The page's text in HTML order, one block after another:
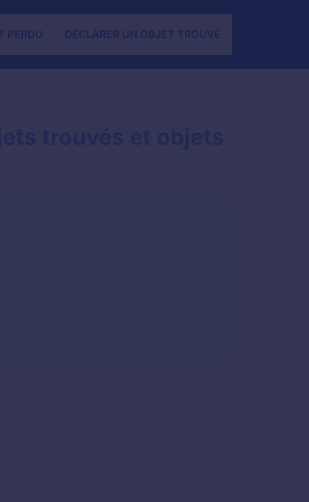
PERDU DÉCLARER UN OBJET TROUVÉ